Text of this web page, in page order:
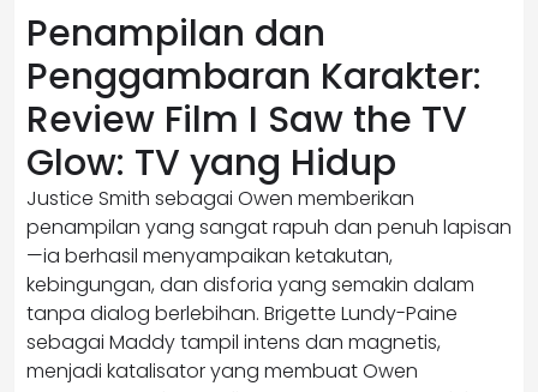
Penampilan dan
Penggambaran Karakter:
Review Film I Saw the TV
Glow: TV yang Hidup
Justice Smith sebagai Owen memberikan
penampilan yang sangat rapuh dan penuh lapisan
—ia berhasil menyampaikan ketakutan,
kebingungan, dan disforia yang semakin dalam
tanpa dialog berlebihan. Brigette Lundy-Paine
sebagai Maddy tampil intens dan magnetis,
menjadi katalisator yang membuat Owen